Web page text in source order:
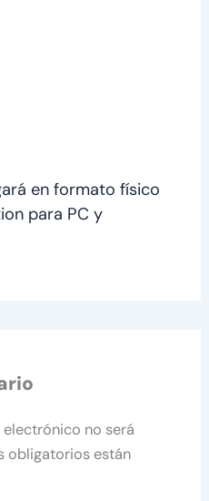
en formato físico
para PC y
no será
obligatorios están